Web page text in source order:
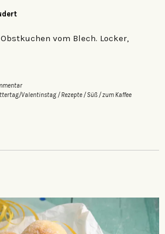
vom Blech. Locker,
Valentinstag /Rezepte /Süß /zum Kaffee